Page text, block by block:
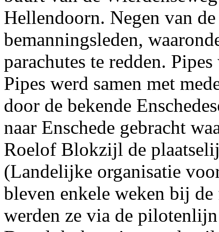
Hellendoorn. Negen van de
bemanningsleden,
parachutes te redden.
Pipes werd samen met
door de bekende
naar Enschede gebracht
Roelof Blokzijl de
(Landelijke organisatie
bleven enkele weken bij
werden ze via de